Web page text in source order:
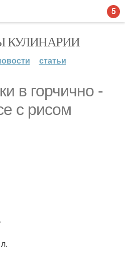
КУЛИНАРИИ
статьи
в горчично -
с рисом
5